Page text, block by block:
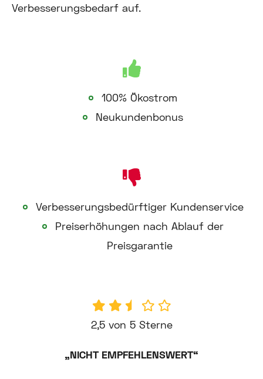
Verbesserungsbedarf auf.
100% Ökostrom
Neukundenbonus
Verbesserungsbedürftiger Kundenservice
Preiserhöhungen nach Ablauf der
Preisgarantie
2,5 von 5 Sterne
„NICHT EMPFEHLENSWERT“